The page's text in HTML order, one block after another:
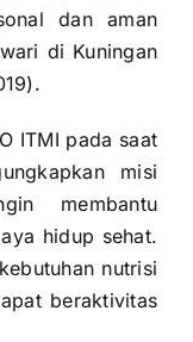
dan aman
di Kuningan
ITMI pada saat
misi
membantu
hidup sehat.
nutrisi
beraktivitas